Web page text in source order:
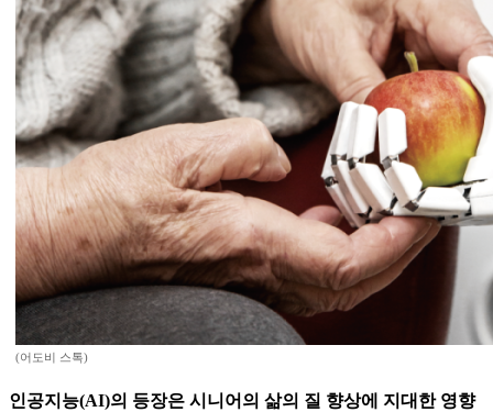
(어도비 스톡)
인공지능(AI)의 등장은 시니어의 삶의 질 향상에 지대한 영향